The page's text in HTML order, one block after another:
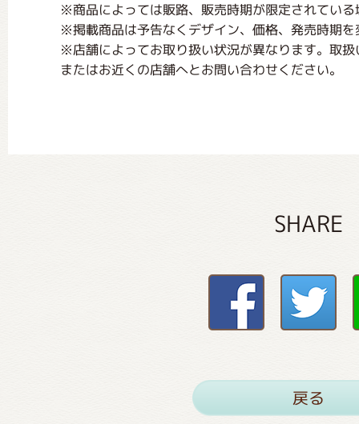
※商品によっては販路、販売時期が限定されてい
※掲載商品は予告なくデザイン、価格、発売時期
※店舗によってお取り扱い状況が異なります。取
またはお近くの店舗へとお問い合わせください。
SHARE
戻る